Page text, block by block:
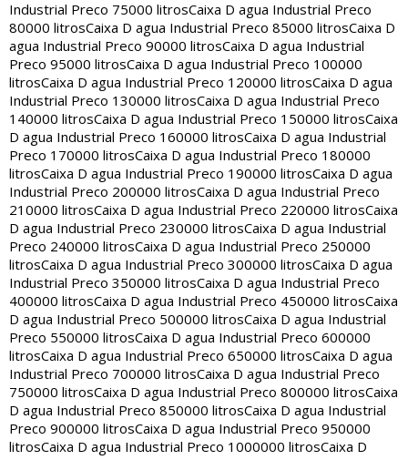
Industrial Preco 75000 litrosCaixa D agua Industrial Preco
80000 litrosCaixa D agua Industrial Preco 85000 litrosCaixa D
agua Industrial Preco 90000 litrosCaixa D agua Industrial
Preco 95000 litrosCaixa D agua Industrial Preco 100000
litrosCaixa D agua Industrial Preco 120000 litrosCaixa D agua
Industrial Preco 130000 litrosCaixa D agua Industrial Preco
140000 litrosCaixa D agua Industrial Preco 150000 litrosCaixa
D agua Industrial Preco 160000 litrosCaixa D agua Industrial
Preco 170000 litrosCaixa D agua Industrial Preco 180000
litrosCaixa D agua Industrial Preco 190000 litrosCaixa D agua
Industrial Preco 200000 litrosCaixa D agua Industrial Preco
210000 litrosCaixa D agua Industrial Preco 220000 litrosCaixa
D agua Industrial Preco 230000 litrosCaixa D agua Industrial
Preco 240000 litrosCaixa D agua Industrial Preco 250000
litrosCaixa D agua Industrial Preco 300000 litrosCaixa D agua
Industrial Preco 350000 litrosCaixa D agua Industrial Preco
400000 litrosCaixa D agua Industrial Preco 450000 litrosCaixa
D agua Industrial Preco 500000 litrosCaixa D agua Industrial
Preco 550000 litrosCaixa D agua Industrial Preco 600000
litrosCaixa D agua Industrial Preco 650000 litrosCaixa D agua
Industrial Preco 700000 litrosCaixa D agua Industrial Preco
750000 litrosCaixa D agua Industrial Preco 800000 litrosCaixa
D agua Industrial Preco 850000 litrosCaixa D agua Industrial
Preco 900000 litrosCaixa D agua Industrial Preco 950000
litrosCaixa D agua Industrial Preco 1000000 litrosCaixa D